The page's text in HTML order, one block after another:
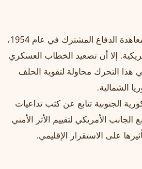
حليفا استراتيجيا للولايات المتحدة منذ توقيع معاهدة الدفاع المشترك في عام 1954،
إلا أن تصعيد الخطاب العسكري
هذا التحرك محاولة لتقوية الحلف
الشمالية.
الجنوبية تتابع عن كثب تداعيات
الأمريكي لتقييم الأثر الأمني
على الاستقرار الإقليمي.